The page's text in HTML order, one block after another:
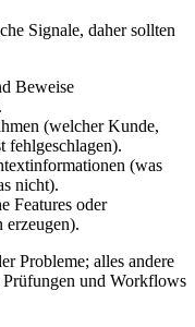
Signale, daher sollten
Beweise
(welcher Kunde,
fehlgeschlagen).
(was
nicht).
Features oder
erzeugen).
Probleme; alles andere
Prüfungen und Workflows